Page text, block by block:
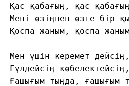
Қас қабағың, қас
Мені өзіңнен өзге бір
Қоспа жаным, қоспа
Мен үшін керемет дейсің,
Гүлдейсің көбелектейсің,
Ғашығым тыңда, ғашығым